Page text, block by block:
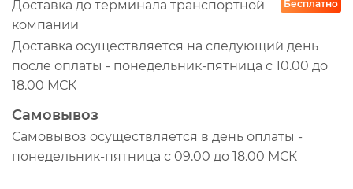
Доставка до терминала транспортной
компании
Бесплатно
Доставка осуществляется на следующий день
после оплаты - понедельник-пятница с 10.00 до
18.00 МСК
Самовывоз
Самовывоз осуществляется в день оплаты -
понедельник-пятница с 09.00 до 18.00 МСК